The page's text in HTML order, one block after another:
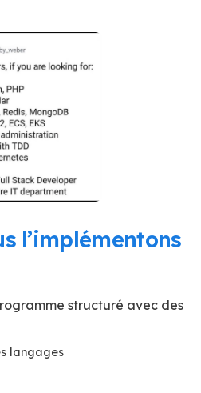
l’implémentons
structuré avec des
langages